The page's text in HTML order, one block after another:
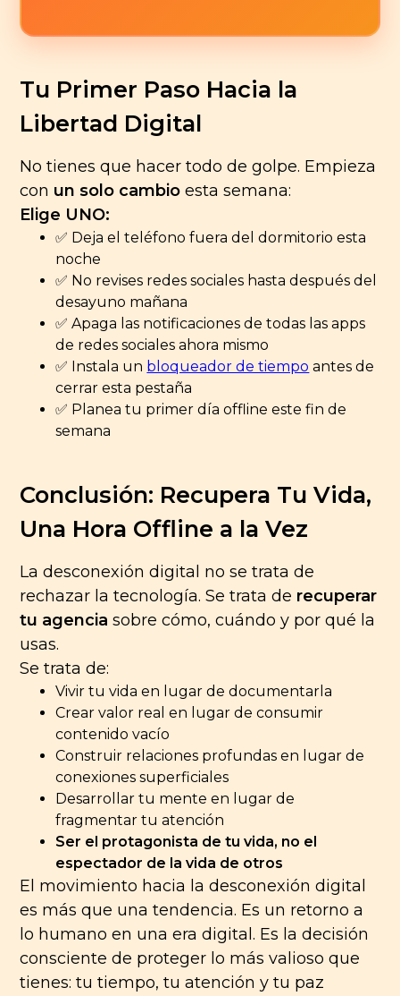
Tu Primer Paso Hacia la
Libertad Digital
No tienes que hacer todo de golpe. Empieza
con un solo cambio esta semana:
Elige UNO:
✅ Deja el teléfono fuera del dormitorio esta
noche
✅ No revises redes sociales hasta después del
desayuno mañana
✅ Apaga las notificaciones de todas las apps
de redes sociales ahora mismo
✅ Instala un bloqueador de tiempo antes de
cerrar esta pestaña
✅ Planea tu primer día offline este fin de
semana
Conclusión: Recupera Tu Vida,
Una Hora Offline a la Vez
La desconexión digital no se trata de
rechazar la tecnología. Se trata de recuperar
tu agencia sobre cómo, cuándo y por qué la
usas.
Se trata de:
Vivir tu vida en lugar de documentarla
Crear valor real en lugar de consumir
contenido vacío
Construir relaciones profundas en lugar de
conexiones superficiales
Desarrollar tu mente en lugar de
fragmentar tu atención
Ser el protagonista de tu vida, no el
espectador de la vida de otros
El movimiento hacia la desconexión digital
es más que una tendencia. Es un retorno a
lo humano en una era digital. Es la decisión
consciente de proteger lo más valioso que
tienes: tu tiempo, tu atención y tu paz